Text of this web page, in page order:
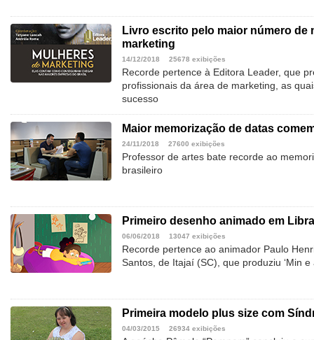
Livro escrito pelo maior número
marketing
14/12/2018 25678 exibições
Recorde pertence à Editora Leader, que
profissionais da área de marketing, as
sucesso
Maior memorização de datas
24/11/2018 27600 exibições
Professor de artes bate recorde ao
brasileiro
Primeiro desenho animado em
06/06/2018 13047 exibições
Recorde pertence ao animador Paulo
Santos, de Itajaí (SC), que produziu ‘Min e
Primeira modelo plus size com
04/03/2015 26934 exibições